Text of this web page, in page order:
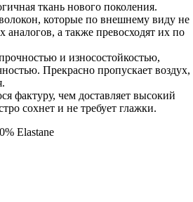
ткань нового поколения.
которые по внешнему виду не
аналогов, а также превосходят их по
и износостойкостью,
Прекрасно пропускает воздух,
фактуру, чем доставляет высокий
сохнет и не требует глажки.
Elastane